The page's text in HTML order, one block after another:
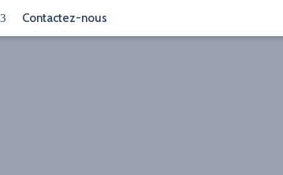
Contactez-nous